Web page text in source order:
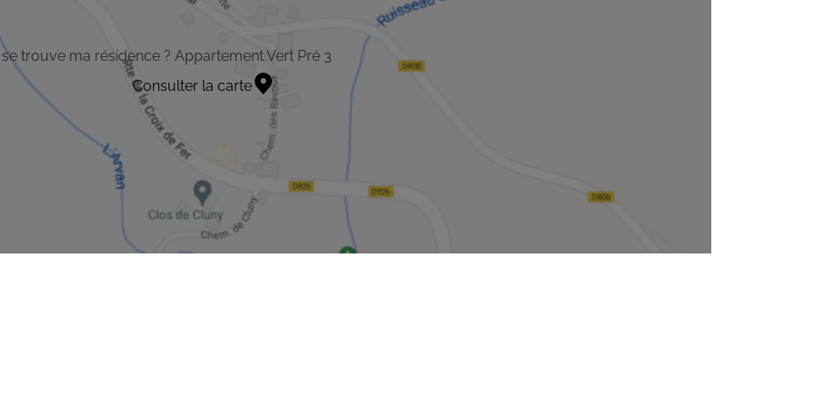
trouve ma résidence ? Appartement Vert Pré 3
Consulter la carte